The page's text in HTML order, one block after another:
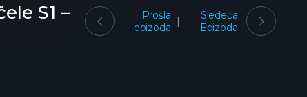
S1 –
Prošla
epizoda
Sledeća
Epizoda